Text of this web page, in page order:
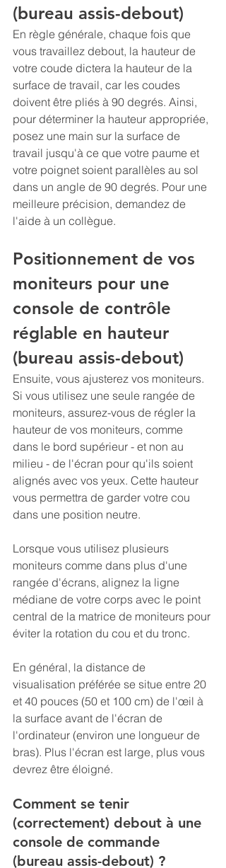
(bureau assis-debout)
En règle générale, chaque fois que
vous travaillez debout, la hauteur de
votre coude dictera la hauteur de la
surface de travail, car les coudes
doivent être pliés à 90 degrés. Ainsi,
pour déterminer la hauteur appropriée,
posez une main sur la surface de
travail jusqu'à ce que votre paume et
votre poignet soient parallèles au sol
dans un angle de 90 degrés. Pour une
meilleure précision, demandez de
l'aide à un collègue.
Positionnement de vos
moniteurs pour une
console de contrôle
réglable en hauteur
(bureau assis-debout)
Ensuite, vous ajusterez vos moniteurs.
Si vous utilisez une seule rangée de
moniteurs, assurez-vous de régler la
hauteur de vos moniteurs, comme
dans le bord supérieur - et non au
milieu - de l'écran pour qu'ils soient
alignés avec vos yeux. Cette hauteur
vous permettra de garder votre cou
dans une position neutre.
Lorsque vous utilisez plusieurs
moniteurs comme dans plus d'une
rangée d'écrans, alignez la ligne
médiane de votre corps avec le point
central de la matrice de moniteurs pour
éviter la rotation du cou et du tronc.
En général, la distance de
visualisation préférée se situe entre 20
et 40 pouces (50 et 100 cm) de l'œil à
la surface avant de l'écran de
l'ordinateur (environ une longueur de
bras). Plus l'écran est large, plus vous
devrez être éloigné.
Comment se tenir
(correctement) debout à une
console de commande
(bureau assis-debout) ?